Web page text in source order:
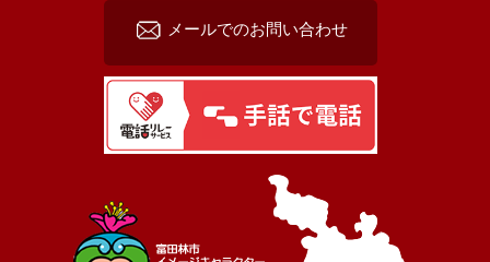
メールでのお問い合わせ